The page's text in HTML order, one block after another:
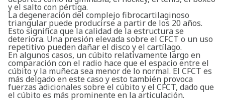
y el salto con pértiga.
La degeneración del complejo fibrocartilaginoso
triangular puede producirse a partir de los 20 años.
Esto significa que la calidad de la estructura se
deteriora. Una presión elevada sobre el CFCT o un uso
repetitivo pueden dañar el disco y el cartílago.
En algunos casos, un cúbito relativamente largo en
comparación con el radio hace que el espacio entre el
cúbito y la muñeca sea menor de lo normal. El CFCT es
más delgado en este caso y esto también provoca
fuerzas adicionales sobre el cúbito y el CFCT, dado que
el cúbito es más prominente en la articulación.